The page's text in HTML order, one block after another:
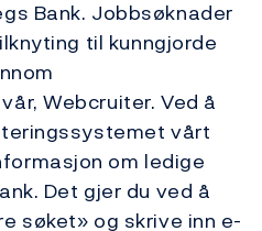
Bank. Jobbsøknader
til kunngjorde
Webcruiter. Ved å
vårt
om ledige
Det gjer du ved å
søket» og skrive inn e-